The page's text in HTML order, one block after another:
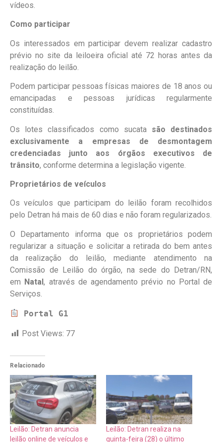
vídeos.
Como participar
Os interessados em participar devem realizar cadastro
prévio no site da leiloeira oficial até 72 horas antes da
realização do leilão.
Podem participar pessoas físicas maiores de 18 anos ou
emancipadas e pessoas jurídicas regularmente
constituídas.
Os lotes classificados como sucata são destinados
exclusivamente a empresas de desmontagem
credenciadas junto aos órgãos executivos de
trânsito, conforme determina a legislação vigente.
Proprietários de veículos
Os veículos que participam do leilão foram recolhidos
pelo Detran há mais de 60 dias e não foram regularizados.
O Departamento informa que os proprietários podem
regularizar a situação e solicitar a retirada do bem antes
da realização do leilão, mediante atendimento na
Comissão de Leilão do órgão, na sede do Detran/RN,
em Natal, através de agendamento prévio no Portal de
Serviços.
Portal G1
Post Views: 77
Relacionado
Leilão: Detran anuncia
leilão online de veículos e
Leilão: Detran realiza na
quinta-feira (28) o último